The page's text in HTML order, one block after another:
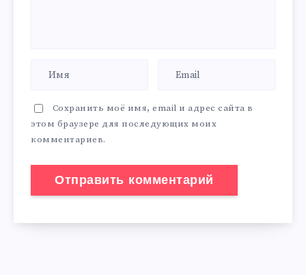
Сохранить моё имя, email и адрес сайта в
этом браузере для последующих моих
комментариев.